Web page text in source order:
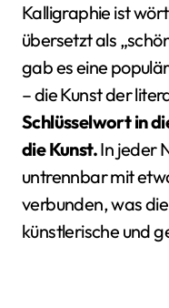
Kalligraphie ist
übersetzt als
gab es eine
– die Kunst der
Schlüsselwort in
die Kunst.In jeder
untrennbar mit
verbunden, was
künstlerische und